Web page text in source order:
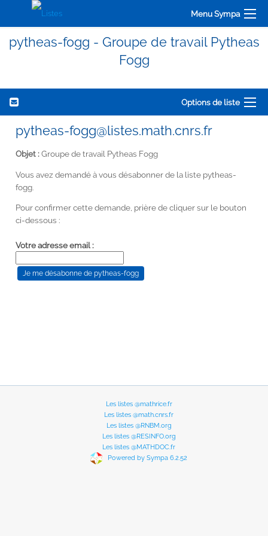
Menu Sympa
pytheas-fogg - Groupe de travail Pytheas
Fogg
Options de liste
pytheas-fogg@listes.math.cnrs.fr
Objet :Groupe de travail Pytheas Fogg
Vous avez demandé à vous désabonner de la liste pytheas-
fogg.
Pour confirmer cette demande, prière de cliquer sur le bouton
ci-dessous :
Votre adresse email :
Les listes @mathrice.fr
Les listes @math.cnrs.fr
Les listes @RNBM.org
Les listes @RESINFO.org
Les listes @MATHDOC.fr
Powered by Sympa 6.2.52